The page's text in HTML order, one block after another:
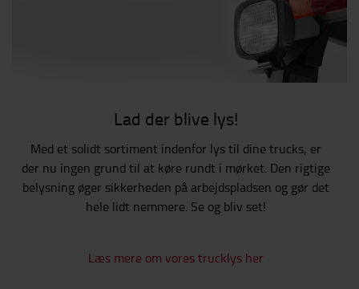
Lad der blive lys!
Med et solidt sortiment indenfor lys til dine trucks, er
der nu ingen grund til at køre rundt i mørket. Den rigtige
belysning øger sikkerheden på arbejdspladsen og gør det
hele lidt nemmere. Se og bliv set!
Læs mere om vores trucklys her